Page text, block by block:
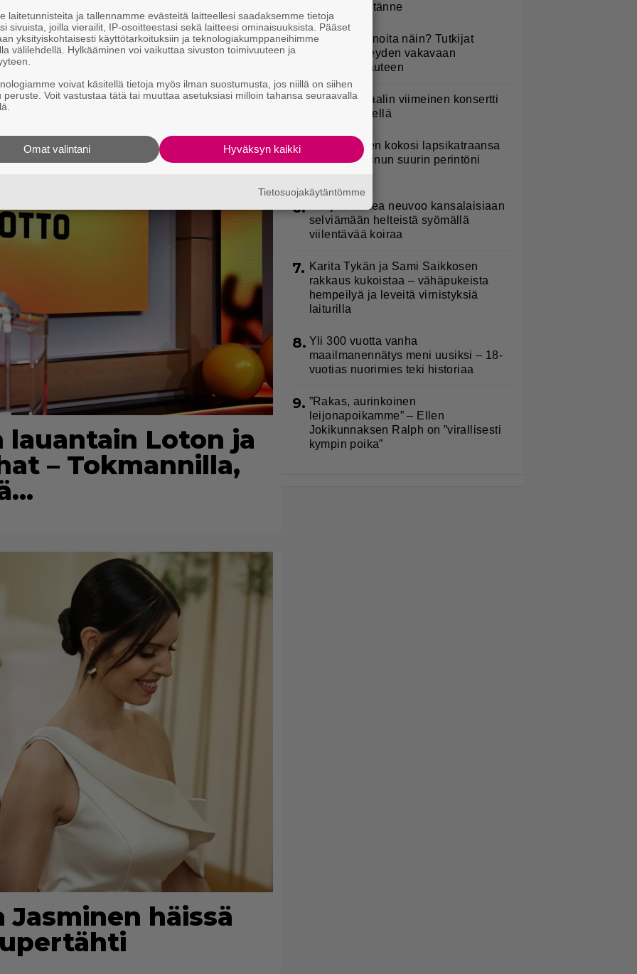
lauantain Loton ja
– Tokmannilla,
Jasminen häissä
Suomeen – tänne
3. Syötkö perunoita näin? Tutkijat
löysivät yhteyden vakavaan
kansansairauteen
4. Eppu Normaalin viimeinen konsertti
esitetään Ylellä
5.
Jani Sievinen kokosi lapsikatraansa
yhteen – ”Minun suurin perintöni
6.
Pohjois-Korea neuvoo kansalaisiaan
selviämään helteistä syömällä
viilentävää koiraa
7. Karita Tykän ja Sami Saikkosen
rakkaus kukoistaa – vähäpukeista
hempeilyä ja leveitä virnistyksiä
laiturilla
8. Yli 300 vuotta vanha
maailmanennätys meni uusiksi – 18-
vuotias nuorimies teki historiaa
9. ”Rakas, aurinkoinen
leijonapoikamme” – Ellen
Jokikunnaksen Ralph on ”virallisesti
kympin poika”
laitetunnisteita ja tallennamme evästeitä laitteellesi saadaksemme tietoja
sivuista, joilla vierailit, IP-osoitteestasi sekä laitteesi ominaisuuksista. Pääset
yksityiskohtaisesti käyttötarkoituksiin ja teknologiakumppaneihimme
välilehdellä. Hylkääminen voi vaikuttaa sivuston toimivuuteen ja
voivat käsitellä tietoja myös ilman suostumusta, jos niillä on siihen
peruste. Voit vastustaa tätä tai muuttaa asetuksiasi milloin tahansa seuraavalla
Hyväksyn kaikki
Omat valintani
Tietosuojakäytäntömme